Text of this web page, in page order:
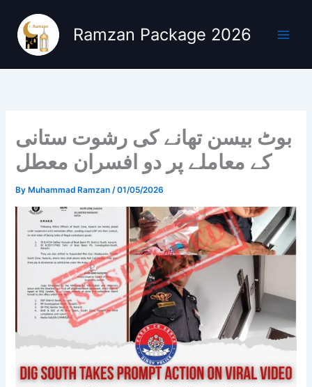
content
Ramzan Package 2026
بوٹ بیسن تھانے کی رشوت ستانی
کے معاملے پر دو افسران معطل
By Muhammad Ramzan/01/05/2026